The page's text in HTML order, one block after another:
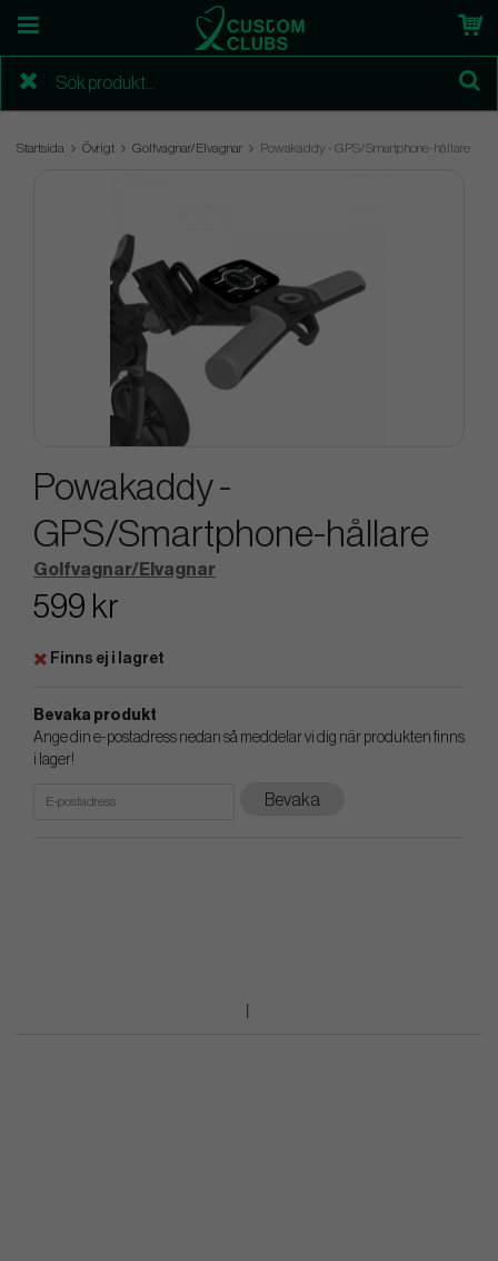
Startsida Övrigt Golfvagnar/Elvagnar Powakaddy - GPS/Smartphone-hållare
Powakaddy -
GPS/Smartphone-hållare
Golfvagnar/Elvagnar
599 kr
Finns ej i lagret
Bevaka produkt
Ange din e-postadress nedan så meddelar vi dig när produkten finns
i lager!
Bevaka